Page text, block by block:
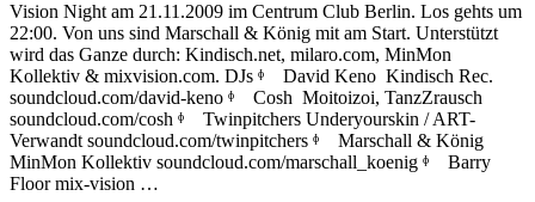
Vision Night am 21.11.2009 im Centrum Club Berlin. Los gehts um
22:00. Von uns sind Marschall & König mit am Start. Unterstützt
wird das Ganze durch: Kindisch.net, milaro.com, MinMon
Kollektiv & mixvision.com. DJs ᶲ David Keno Kindisch Rec.
soundcloud.com/david-keno ᶲ Cosh Moitoizoi, TanzZrausch
soundcloud.com/cosh ᶲ Twinpitchers Underyourskin / ART-
Verwandt soundcloud.com/twinpitchers ᶲ Marschall & König
MinMon Kollektiv soundcloud.com/marschall_koenig ᶲ Barry
Floor mix-vision …